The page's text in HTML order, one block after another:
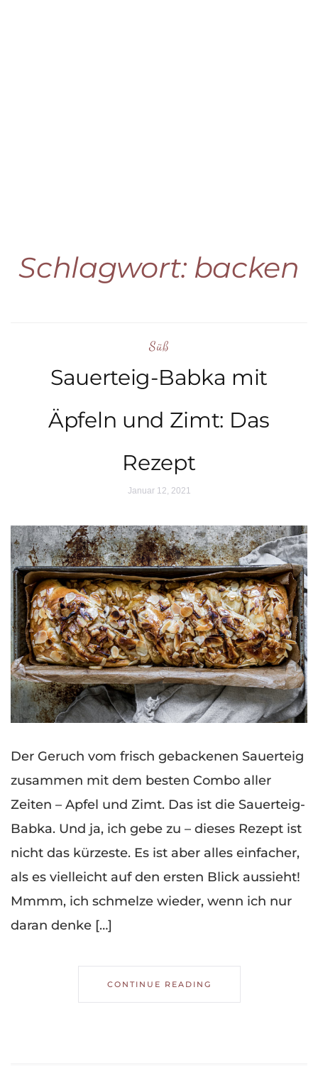
Schlagwort: backen
Süß
Sauerteig-Babka mit
Äpfeln und Zimt: Das
Rezept
Januar 12, 2021
Der Geruch vom frisch gebackenen Sauerteig
zusammen mit dem besten Combo aller
Zeiten – Apfel und Zimt. Das ist die Sauerteig-
Babka. Und ja, ich gebe zu – dieses Rezept ist
nicht das kürzeste. Es ist aber alles einfacher,
als es vielleicht auf den ersten Blick aussieht!
Mmmm, ich schmelze wieder, wenn ich nur
daran denke […]
CONTINUE READING